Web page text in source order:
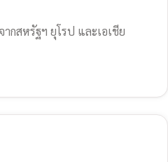
สหรัฐฯ ยุโรป และเอเชีย